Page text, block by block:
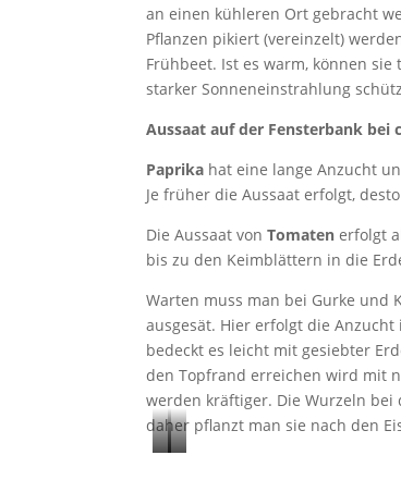
an einen kühleren Ort gebracht
Pflanzen pikiert (vereinzelt)
Frühbeet. Ist es warm, können
starker Sonneneinstrahlung
Aussaat auf der Fensterbank bei
Paprika hat eine lange Anzucht
Je früher die Aussaat erfolgt,
Die Aussaat vonTomaten erfolgt
bis zu den Keimblättern in die
Warten muss man bei Gurke und
ausgesät. Hier erfolgt die
bedeckt es leicht mit gesiebter
den Topfrand erreichen wird mit
werden kräftiger. Die Wurzeln bei
daher pflanzt man sie nach den
P T